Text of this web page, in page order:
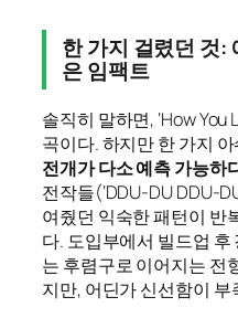
한 가지 걸렸던 것:
은 임팩트
솔직히 말하면, ‘How You
곡이다. 하지만 한 가지
전개가 다소 예측 가능하
전작들(‘DDU-DU DDU-
여줬던 익숙한 패턴이 반
다. 도입부에서 빌드업
는 후렴구로 이어지는 전
지만, 어딘가 신선함이